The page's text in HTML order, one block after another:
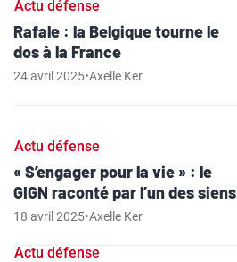
Actu défense
Rafale : la Belgique tourne le
dos à la France
24 avril 2025•Axelle Ker
Actu défense
« S’engager pour la vie » : le
GIGN raconté par l’un des siens
18 avril 2025•Axelle Ker
Actu défense